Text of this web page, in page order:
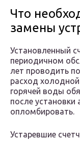
Что
замены
Установленный
периодичном
лет проводить
расход
горячей воды
после установки
опломбировать.
Устаревшие